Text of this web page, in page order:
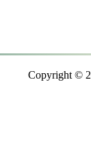
Copyright ©